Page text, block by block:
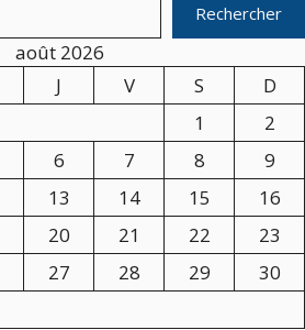
Rechercher
août 2026
J V S
D
1
2
6 7 8
9
13 14 15
16
20 21 22
23
27 28 29
30